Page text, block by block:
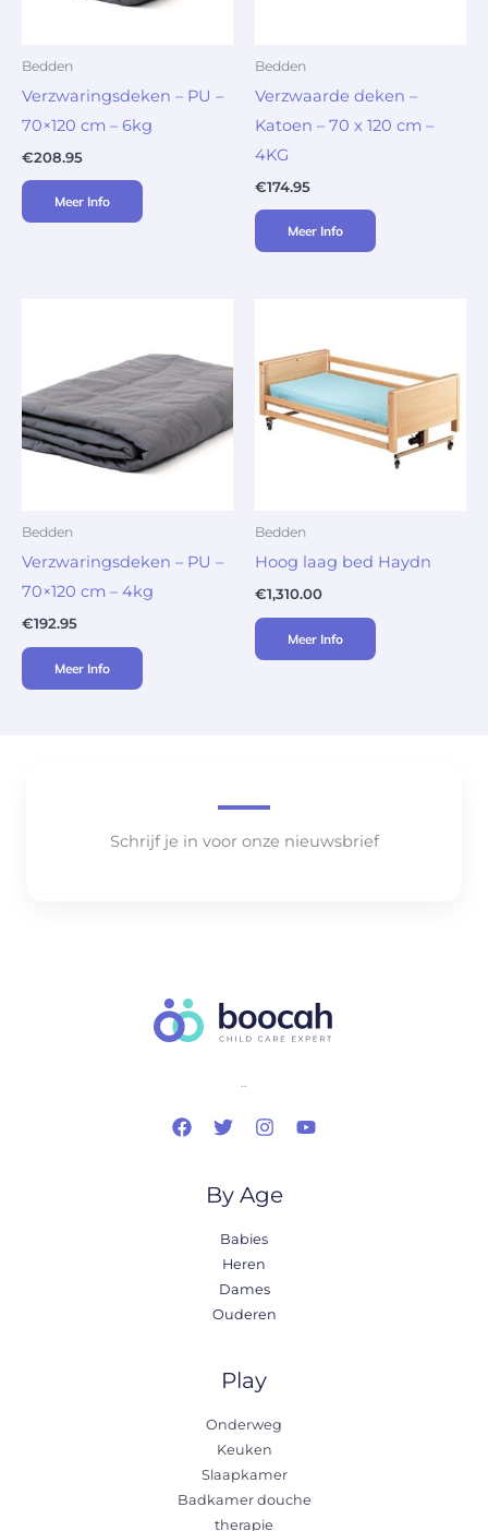
Bedden
Verzwaringsdeken – PU –
70×120 cm – 6kg
€208.95
Meer Info
Bedden
Verzwaarde deken –
Katoen – 70 x 120 cm –
4KG
€174.95
Meer Info
Bedden
Verzwaringsdeken – PU –
70×120 cm – 4kg
€192.95
Meer Info
Bedden
Hoog laag bed Haydn
€1,310.00
Meer Info
Schrijf je in voor onze nieuwsbrief
..
By Age
Babies
Heren
Dames
Ouderen
Play
Onderweg
Keuken
Slaapkamer
Badkamer douche
therapie